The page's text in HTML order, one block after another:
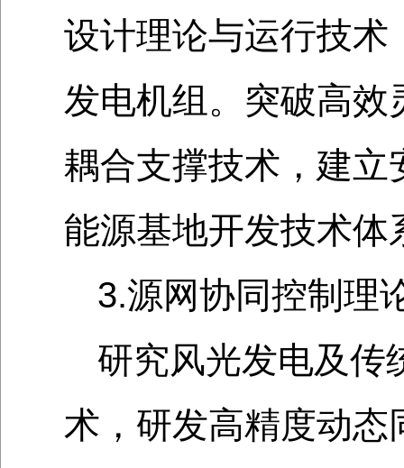
设计理论与运行技
发电机组。突破高
耦合支撑技术，建
能源基地开发技术体
3.源网协同控制理
研究风光发电及传
术，研发高精度动